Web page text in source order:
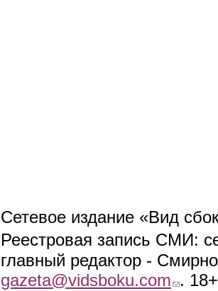
Сетевое издание «Вид
Реестровая запись СМИ:
главный редактор -
gazeta@vidsboku.com (link sends e-
. 18+